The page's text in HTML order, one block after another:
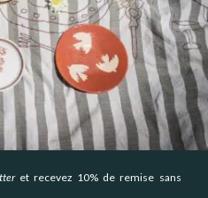
et recevez 10% de remise sans